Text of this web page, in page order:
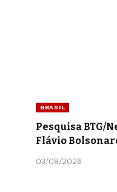
BRASIL
Pesquisa BTG/
Flávio
03/08/2026